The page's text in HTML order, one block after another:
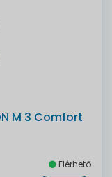
M 3 Comfort
Elérhető